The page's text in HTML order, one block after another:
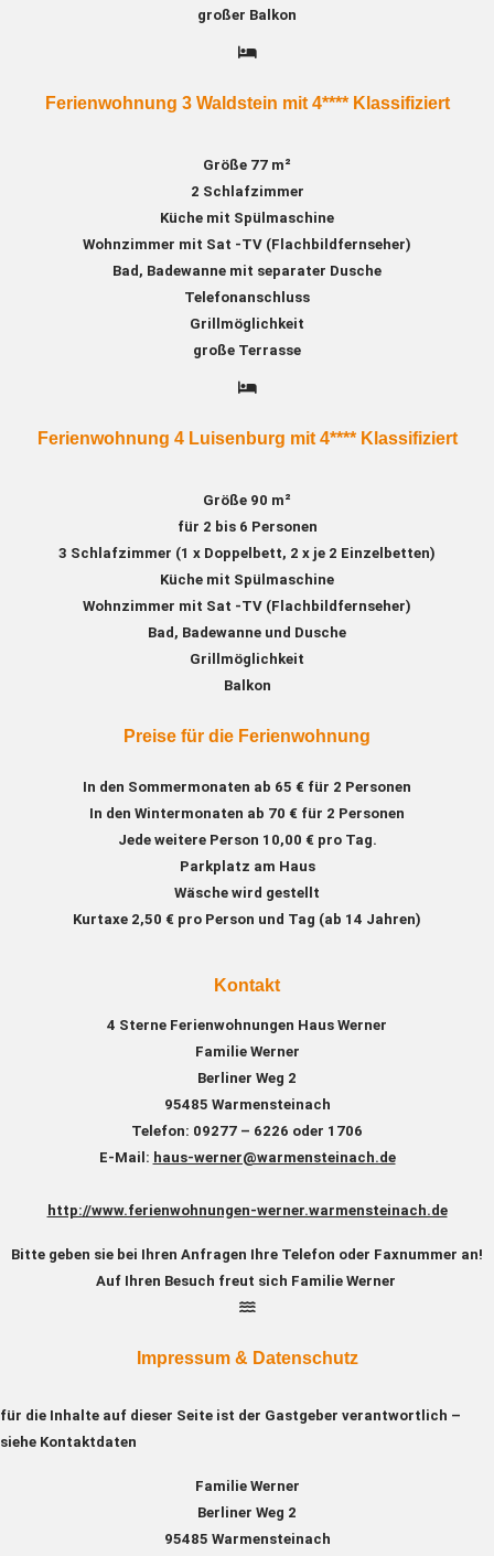
großer Balkon
Ferienwohnung 3 Waldstein mit 4**** Klassifiziert
Größe 77 m²
2 Schlafzimmer
Küche mit Spülmaschine
Wohnzimmer mit Sat -TV (Flachbildfernseher)
Bad, Badewanne mit separater Dusche
Telefonanschluss
Grillmöglichkeit
große Terrasse
Ferienwohnung 4 Luisenburg mit 4**** Klassifiziert
Größe 90 m²
für 2 bis 6 Personen
3 Schlafzimmer (1 x Doppelbett, 2 x je 2 Einzelbetten)
Küche mit Spülmaschine
Wohnzimmer mit Sat -TV (Flachbildfernseher)
Bad, Badewanne und Dusche
Grillmöglichkeit
Balkon
Preise für die Ferienwohnung
In den Sommermonaten ab 65 € für 2 Personen
In den Wintermonaten ab 70 € für 2 Personen
Jede weitere Person 10,00 € pro Tag.
Parkplatz am Haus
Wäsche wird gestellt
Kurtaxe 2,50 € pro Person und Tag (ab 14 Jahren)
Kontakt
4 Sterne Ferienwohnungen Haus Werner
Familie Werner
Berliner Weg 2
95485 Warmensteinach
Telefon: 09277 – 6226 oder 1706
E-Mail: haus-werner@warmensteinach.de
http://www.ferienwohnungen-werner.warmensteinach.de
Bitte geben sie bei Ihren Anfragen Ihre Telefon oder Faxnummer an!
Auf Ihren Besuch freut sich Familie Werner
Impressum & Datenschutz
für die Inhalte auf dieser Seite ist der Gastgeber verantwortlich –
siehe Kontaktdaten
Familie Werner
Berliner Weg 2
95485 Warmensteinach